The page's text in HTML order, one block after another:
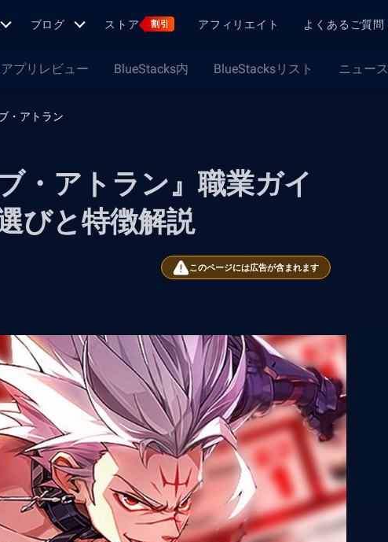
ブログ ストア 割引 アフィリエイト よくあるご質問
アプリレビュー BlueStacks内 BlueStacksリスト ニュース
・アトラン
・アトラン』職業ガイ
びと特徴解説
このページには広告が含まれます